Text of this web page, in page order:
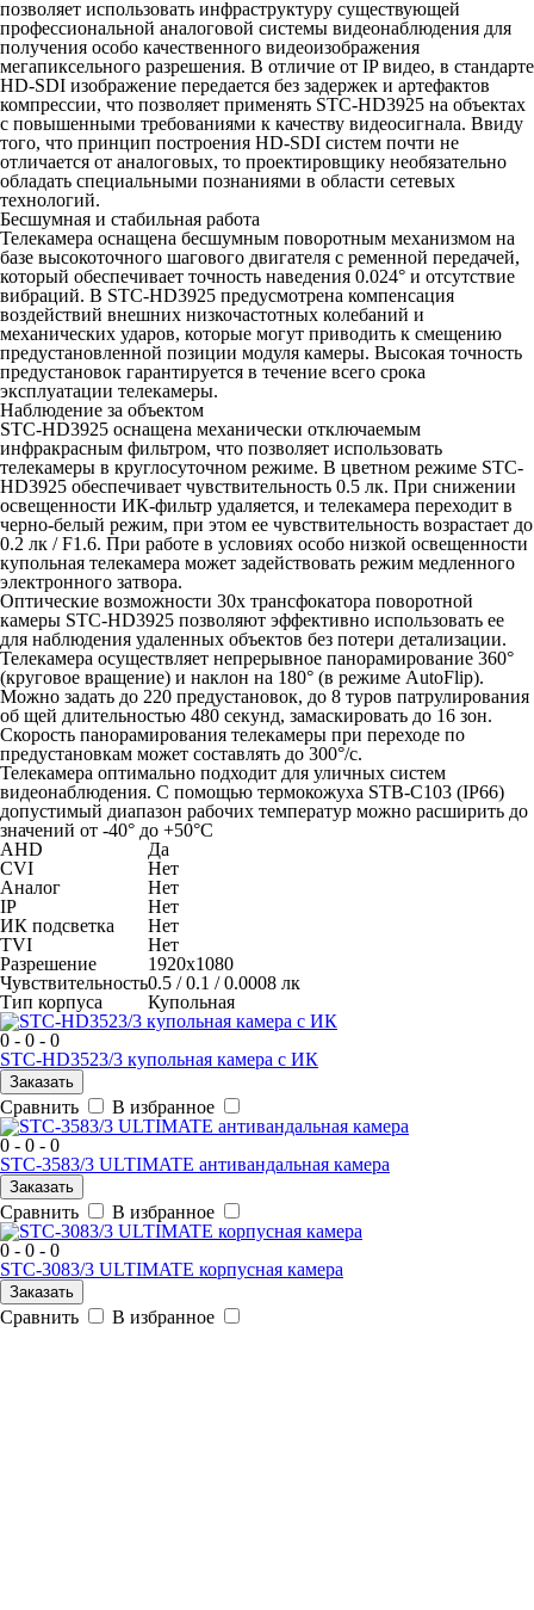
позволяет использовать инфраструктуру существующей
профессиональной аналоговой системы видеонаблюдения для
получения особо качественного видеоизображения
мегапиксельного разрешения. В отличие от IP видео, в стандарте
HD-SDI изображение передается без задержек и артефактов
компрессии, что позволяет применять STC-HD3925 на объектах
с повышенными требованиями к качеству видеосигнала. Ввиду
того, что принцип построения HD-SDI систем почти не
отличается от аналоговых, то проектировщику необязательно
обладать специальными познаниями в области сетевых
технологий.
Бесшумная и стабильная работа
Телекамера оснащена бесшумным поворотным механизмом на
базе высокоточного шагового двигателя с ременной передачей,
который обеспечивает точность наведения 0.024° и отсутствие
вибраций. В STC-HD3925 предусмотрена компенсация
воздействий внешних низкочастотных колебаний и
механических ударов, которые могут приводить к смещению
предустановленной позиции модуля камеры. Высокая точность
предустановок гарантируется в течение всего срока
эксплуатации телекамеры.
Наблюдение за объектом
STC-HD3925 оснащена механически отключаемым
инфракрасным фильтром, что позволяет использовать
телекамеры в круглосуточном режиме. В цветном режиме STC-
HD3925 обеспечивает чувствительность 0.5 лк. При снижении
освещенности ИК-фильтр удаляется, и телекамера переходит в
черно-белый режим, при этом ее чувствительность возрастает до
0.2 лк / F1.6. При работе в условиях особо низкой освещенности
купольная телекамера может задействовать режим медленного
электронного затвора.
Оптические возможности 30х трансфокатора поворотной
камеры STC-HD3925 позволяют эффективно использовать ее
для наблюдения удаленных объектов без потери детализации.
Телекамера осуществляет непрерывное панорамирование 360°
(круговое вращение) и наклон на 180° (в режиме AutoFlip).
Можно задать до 220 предустановок, до 8 туров патрулирования
об щей длительностью 480 секунд, замаскировать до 16 зон.
Скорость панорамирования телекамеры при переходе по
предустановкам может составлять до 300°/с.
Телекамера оптимально подходит для уличных систем
видеонаблюдения. С помощью термокожуха STB-C103 (IP66)
допустимый диапазон рабочих температур можно расширить до
значений от -40° до +50°С
AHD
Да
CVI
Нет
Аналог
Нет
IP
Нет
ИК подсветка
Нет
TVI
Нет
Разрешение
1920x1080
Чувствительность0.5 / 0.1 / 0.0008 лк
Тип корпуса
Купольная
0 - 0 - 0
STC-HD3523/3 купольная камера с ИК
Заказать
Сравнить
В избранное
0 - 0 - 0
STC-3583/3 ULTIMATE антивандальная камера
Заказать
Сравнить
В избранное
0 - 0 - 0
STC-3083/3 ULTIMATE корпусная камера
Заказать
Сравнить В избранное